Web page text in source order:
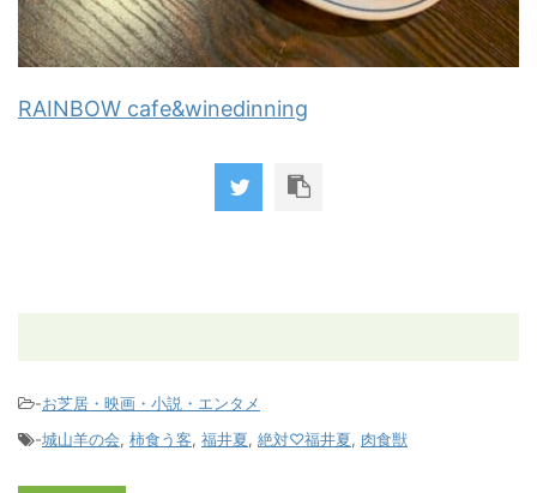
RAINBOW cafe&winedinning
-お芝居・映画・小説・エンタメ
-城山羊の会, 柿食う客, 福井夏, 絶対♡福井夏, 肉食獣